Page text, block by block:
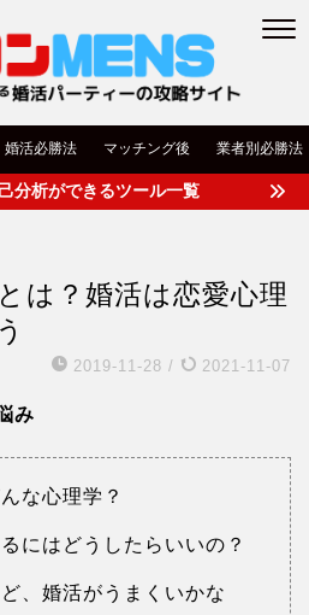
婚活必勝法 マッチング後 業者別必勝法
分析ができるツール一覧
は？婚活は恋愛心理
2019-11-28 / 2021-11-07
み
な心理学？
にはどうしたらいいの？
、婚活がうまくいかな